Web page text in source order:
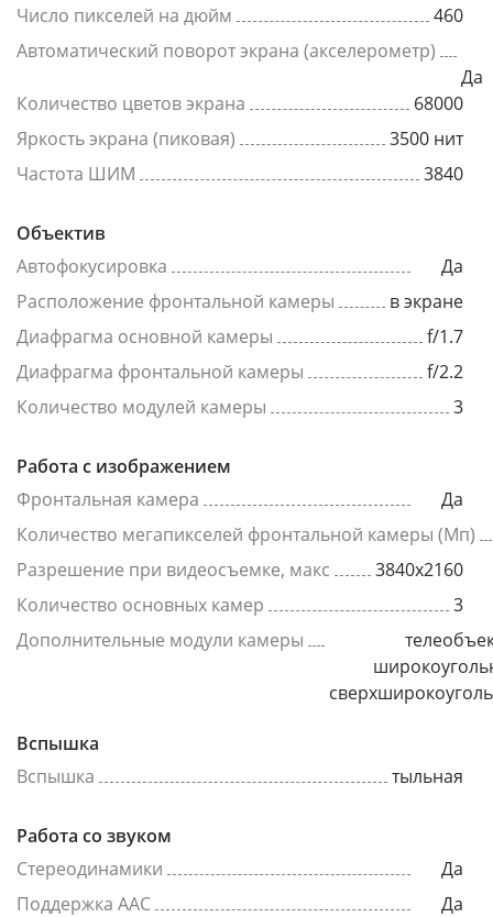
Число пикселей на дюйм
460
Автоматический поворот экрана (акселерометр)
Да
Количество цветов экрана
68000
Яркость экрана (пиковая)
3500 нит
Частота ШИМ
3840
Объектив
Автофокусировка
Да
Расположение фронтальной камеры
в экране
Диафрагма основной камеры
f/1.7
Диафрагма фронтальной камеры
f/2.2
Количество модулей камеры
3
Работа с изображением
Фронтальная камера
Да
Количество мегапикселей фронтальной камеры (Мп)
Разрешение при видеосъемке, макс
3840x2160
Количество основных камер
3
Дополнительные модули камеры
Вспышка
Вспышка
тыльная
Работа со звуком
Стереодинамики
Да
Поддержка AAC
Да